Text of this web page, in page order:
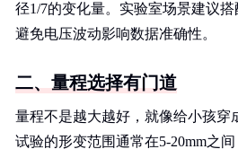
径1/7的变化量。实验室场景建议搭
避免电压波动影响数据准确性。
二、量程选择有门道
量程不是越大越好，就像给小孩穿
试验的形变范围通常在5-20mm之